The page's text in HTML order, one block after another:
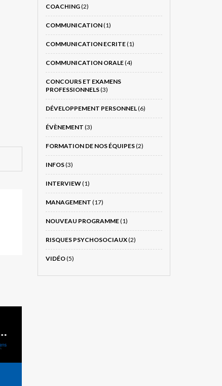
COACHING(2)
COMMUNICATION(1)
COMMUNICATION ECRITE(1)
COMMUNICATION ORALE(4)
CONCOURS ET EXAMENS
PROFESSIONNELS(3)
DÉVELOPPEMENT PERSONNEL(6)
ÉVÈNEMENT (3)
FORMATION DE NOS ÉQUIPES(2)
INFOS(3)
INTERVIEW(1)
MANAGEMENT (17)
NOUVEAU PROGRAMME(1)
RISQUES PSYCHOSOCIAUX(2)
VIDÉO(5)